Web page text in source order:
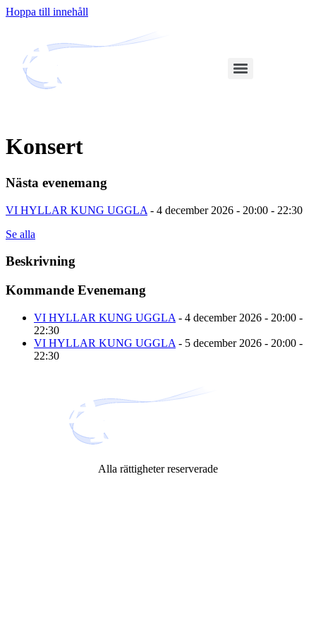
Hoppa till innehåll
Konsert
Nästa evenemang
VI HYLLAR KUNG UGGLA - 4 december 2026 - 20:00 - 22:30
Se alla
Beskrivning
Kommande Evenemang
VI HYLLAR KUNG UGGLA - 4 december 2026 - 20:00 -
22:30
VI HYLLAR KUNG UGGLA - 5 december 2026 - 20:00 -
22:30
Alla rättigheter reserverade